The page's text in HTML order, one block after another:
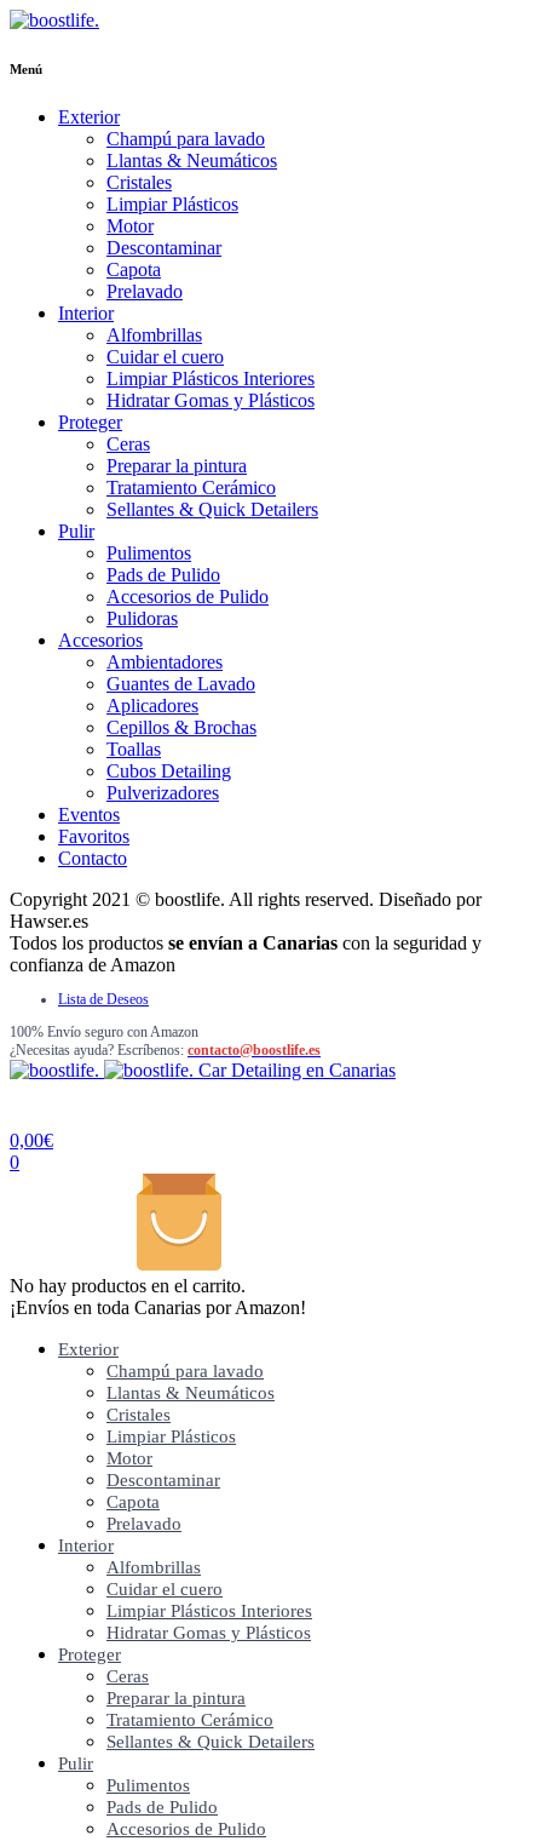
Menú
Exterior
Champú para lavado
Llantas & Neumáticos
Cristales
Limpiar Plásticos
Motor
Descontaminar
Capota
Prelavado
Interior
Alfombrillas
Cuidar el cuero
Limpiar Plásticos Interiores
Hidratar Gomas y Plásticos
Proteger
Ceras
Preparar la pintura
Tratamiento Cerámico
Sellantes & Quick Detailers
Pulir
Pulimentos
Pads de Pulido
Accesorios de Pulido
Pulidoras
Accesorios
Ambientadores
Guantes de Lavado
Aplicadores
Cepillos & Brochas
Toallas
Cubos Detailing
Pulverizadores
Eventos
Favoritos
Contacto
Copyright 2021 © boostlife. All rights reserved. Diseñado por
Hawser.es
Todos los productos se envían a Canarias con la seguridad y
confianza de Amazon
Lista de Deseos
100% Envío seguro con Amazon
¿Necesitas ayuda? Escríbenos: contacto@boostlife.es
Car Detailing en Canarias
0,00€
0
No hay productos en el carrito.
¡Envíos en toda Canarias por Amazon!
Exterior
Champú para lavado
Llantas & Neumáticos
Cristales
Limpiar Plásticos
Motor
Descontaminar
Capota
Prelavado
Interior
Alfombrillas
Cuidar el cuero
Limpiar Plásticos Interiores
Hidratar Gomas y Plásticos
Proteger
Ceras
Preparar la pintura
Tratamiento Cerámico
Sellantes & Quick Detailers
Pulir
Pulimentos
Pads de Pulido
Accesorios de Pulido